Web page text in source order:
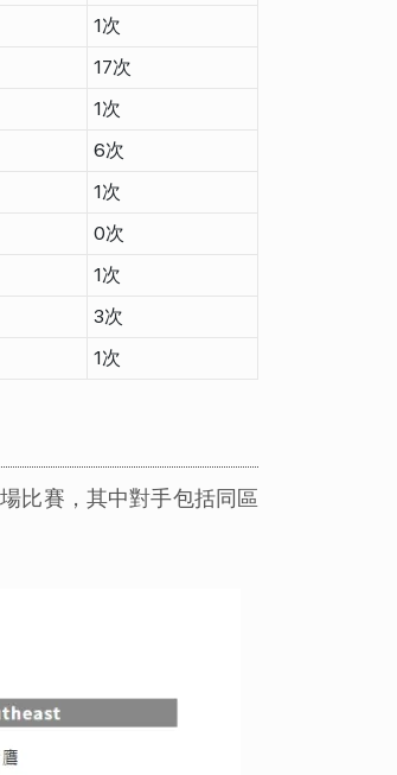
1次
17次
1次
6次
1次
0次
1次
3次
1次
比賽，其中對手包括同區